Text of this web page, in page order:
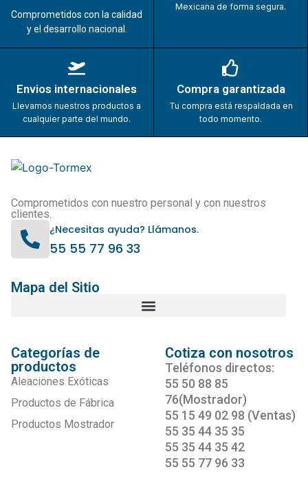
Comprometidos con la calidad
y el desarrollo nacional.
Mexicana de forma segura.
Envios internacionales
Llevamos nuestros productos a
cualquier parte del mundo.
Compra garantizada
Tu compra está respaldada en
todo momento.
Comprometidos con nuestro personal y con nuestros
clientes.
¿Necesitas ayuda? Llámanos.
55 55 77 96 33
Mapa del Sitio
Categorías de
productos
Aleaciones Exóticas
Productos de Fábrica
Productos Mostrador
Cotiza con nosotros
Teléfonos directos:
55 50 88 85
76(Mostrador)
55 15 49 02 98 (Ventas)
55 35 44 35 35
55 35 44 35 42
55 55 77 96 33